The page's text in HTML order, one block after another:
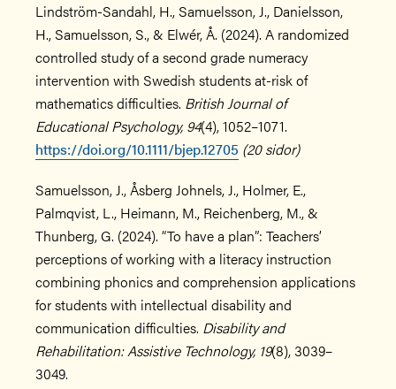
Lindström-Sandahl, H., Samuelsson, J., Danielsson,
H., Samuelsson, S., & Elwér, Å. (2024). A randomized
controlled study of a second grade numeracy
intervention with Swedish students at-risk of
mathematics difficulties. British Journal of
Educational Psychology, 94(4), 1052–1071.
https://doi.org/10.1111/bjep.12705 (20 sidor)
Samuelsson, J., Åsberg Johnels, J., Holmer, E.,
Palmqvist, L., Heimann, M., Reichenberg, M., &
Thunberg, G. (2024). “To have a plan”: Teachers’
perceptions of working with a literacy instruction
combining phonics and comprehension applications
for students with intellectual disability and
communication difficulties. Disability and
Rehabilitation: Assistive Technology, 19(8), 3039–
3049.